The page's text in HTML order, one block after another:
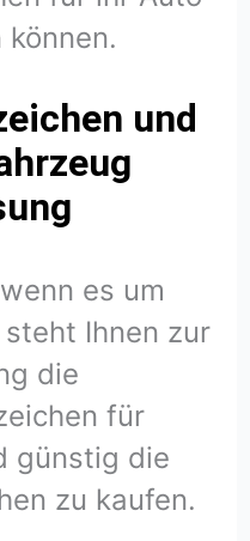
und
es um
Ihnen zur
die
für
günstig die
zu kaufen.